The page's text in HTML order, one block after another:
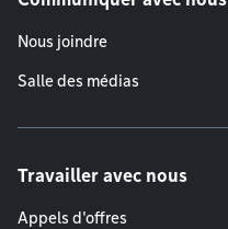
Nous joindre
Salle des médias
Travailler avec nous
Appels d'offres